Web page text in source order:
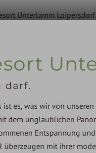
Unterlamm Loipersdorf
darf.
es, was wir von
dem unglaublichen
Entspannung
überzeugen mit ihrer